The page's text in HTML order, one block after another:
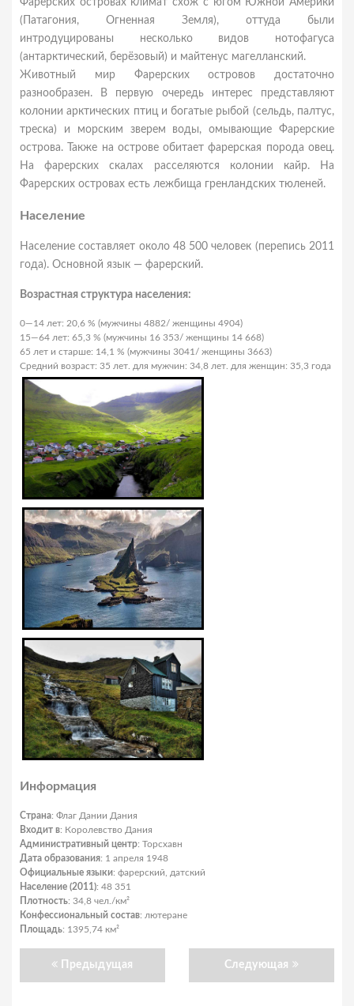
Фарерских островах климат схож с югом Южной Америки
(Патагония, Огненная Земля), оттуда были
интродуцированы несколько видов нотофагуса
(антарктический, берёзовый) и майтенус магелланский.
Животный мир Фарерских островов достаточно
разнообразен. В первую очередь интерес представляют
колонии арктических птиц и богатые рыбой (сельдь, палтус,
треска) и морским зверем воды, омывающие Фарерские
острова. Также на острове обитает фарерская порода овец.
На фарерских скалах расселяются колонии кайр. На
Фарерских островах есть лежбища гренландских тюленей.
Население
Население составляет около 48 500 человек (перепись 2011
года). Основной язык — фарерский.
Возрастная структура населения:
0—14 лет: 20,6 % (мужчины 4882/ женщины 4904)
15—64 лет: 65,3 % (мужчины 16 353/ женщины 14 668)
65 лет и старше: 14,1 % (мужчины 3041/ женщины 3663)
Средний возраст: 35 лет. для мужчин: 34,8 лет. для женщин: 35,3 года
Информация
Страна: Флаг Дании Дания
Входит в: Королевство Дания
Административный центр: Торсхавн
Дата образования: 1 апреля 1948
Официальные языки: фарерский, датский
Население (2011): 48 351
Плотность: 34,8 чел./км²
Конфессиональный состав: лютеране
Площадь: 1395,74 км²
Предыдущая Следующая